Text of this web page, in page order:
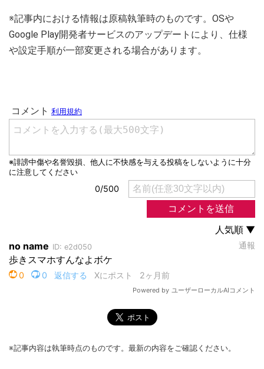
※記事内における情報は原稿執筆時のものです。OSや
Google Play開発者サービスのアップデートにより、仕様
や設定手順が一部変更される場合があります。
※記事内容は執筆時点のものです。最新の内容をご確認ください。